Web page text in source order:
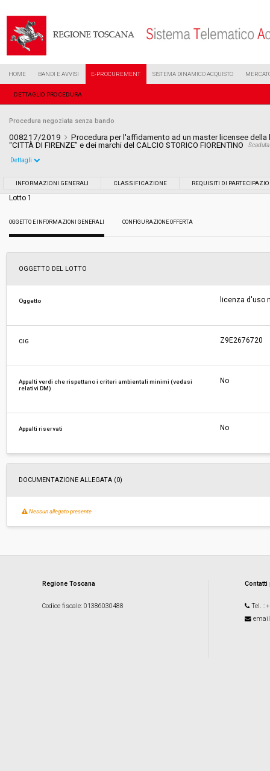
HOME BANDI E AVVISI E-PROCUREMENT SISTEMA DINAMICO ACQUISTO
DETTAGLIO PROCEDURA
Procedura negoziata senza bando
008217/2019
Procedura per l'affidamento ad un master licensee
“CITTÀ DI FIRENZE” e dei marchi del CALCIO STORICO FIORENTINO
Scaduta
Tipo di contratto:
Data pubblicazione:
Svolgimento:
Responsabile attuale: COMUNE DI FIRENZE - Direzione Generale
Dettagli
INFORMAZIONI GENERALI CLASSIFICAZIONE REQUISITI DI
Lotto 1
OGGETTO E INFORMAZIONI GENERALI CONFIGURAZIONE OFFERTA
OGGETTO DEL LOTTO
Oggetto licenza d'uso
CIG Z9E2676720
Appalti verdi che rispettano i criteri ambientali minimi (vedasi
relativi DM)
No
Appalti riservati No
DOCUMENTAZIONE ALLEGATA (0)
Nessun allegato presente
Regione Toscana
Codice fiscale: 01386030488 Tel. :
email